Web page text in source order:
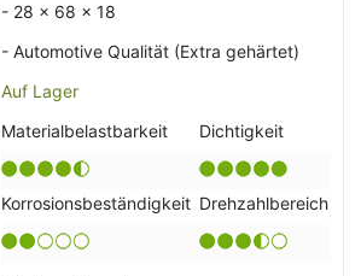
- 28 x 68 x 18
- Automotive Qualität (Extra gehärtet)
Auf Lager
Materialbelastbarkeit
Dichtigkeit
Korrosionsbeständigkeit Drehzahlbereich